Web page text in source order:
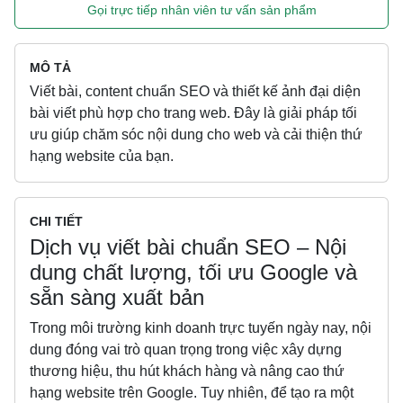
Gọi trực tiếp nhân viên tư vấn sản phẩm
MÔ TẢ
Viết bài, content chuẩn SEO và thiết kế ảnh đại diện
bài viết phù hợp cho trang web. Đây là giải pháp tối
ưu giúp chăm sóc nội dung cho web và cải thiện thứ
hạng website của bạn.
CHI TIẾT
Dịch vụ viết bài chuẩn SEO – Nội
dung chất lượng, tối ưu Google và
sẵn sàng xuất bản
Trong môi trường kinh doanh trực tuyến ngày nay, nội
dung đóng vai trò quan trọng trong việc xây dựng
thương hiệu, thu hút khách hàng và nâng cao thứ
hạng website trên Google. Tuy nhiên, để tạo ra một